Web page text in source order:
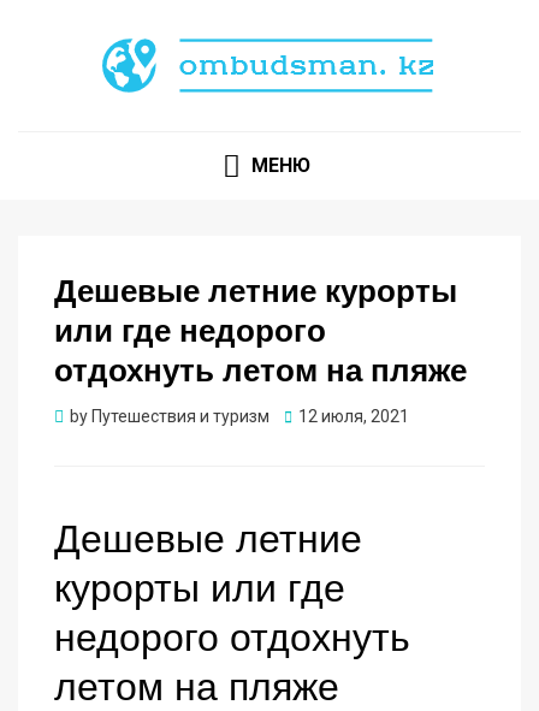
МЕНЮ
Дешевые летние курорты
или где недорого
отдохнуть летом на пляже
by Путешествия и туризм Опубликовано
12 июля, 2021
Дешевые летние
курорты или где
недорого отдохнуть
летом на пляже